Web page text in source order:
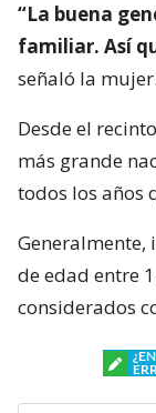
“La buena
familiar. Así
señaló la mujer.
Desde el
más grande
todos los años
Generalmente,
de edad entre
considerados